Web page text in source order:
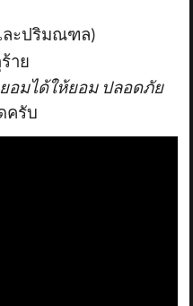
ละปริมณฑล)
าย
อมได้ให้ยอม ปลอดภัย
ครับ